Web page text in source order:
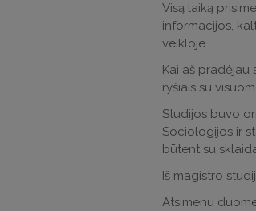
Visą laiką
informacijos,
veikloje.
Kai aš pradėjau
ryšiais su
Studijos buvo
Sociologijos ir
būtent su
Iš magistro
Atsimenu